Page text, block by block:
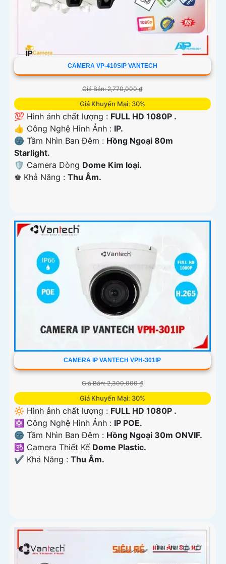
CAMERA VP-410SIP VANTECH
Giá Bán: 2,770,000 ₫
Giá Khuyến Mại: 30%
💯 Hình ảnh chất lượng : FULL HD 1080P .
👍 Công Nghệ Hình Ảnh : IP.
🌚 Tầm Nhìn Ban Đêm : Hồng Ngoại 80m
Starlight.
🛡 Camera Dòng Dome Kim loại.
️♚ Khả Năng : Thu Âm.
CAMERA IP VANTECH VPH-301IP
Giá Bán: 2,300,000 ₫
Giá Khuyến Mại: 30%
🔆 Hình ảnh chất lượng : FULL HD 1080P .
⚛️ Công Nghệ Hình Ảnh : IP POE.
🌚 Tầm Nhìn Ban Đêm : Hồng Ngoại 30m ONVIF.
🕉️ Camera Thiết Kế Dome Plastic.
️✔️ Khả Năng : Thu Âm.